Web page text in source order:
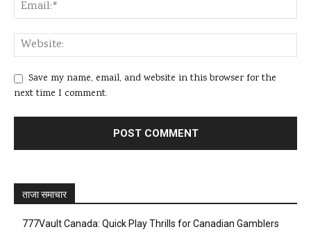
Save my name, email, and website in this browser for the
next time I comment.
ताजा समाचार
777Vault Canada: Quick Play Thrills for Canadian Gamblers